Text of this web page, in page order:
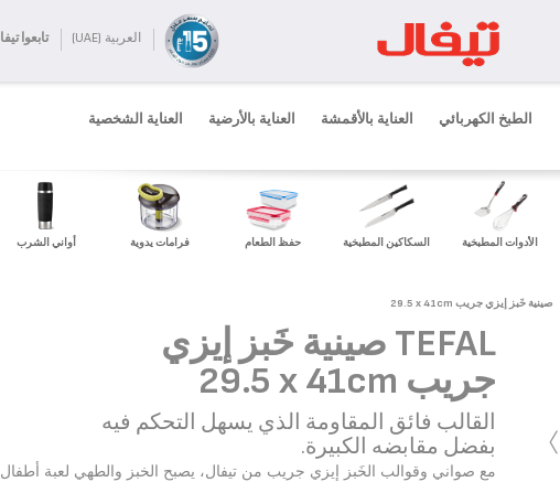
العربية (UAE) تابعوا
الطبخ الكهربائي العناية بالأقمشة العناية بالأرضية العناية الشخصية
الأدوات المطبخية السكاكين المطبخية حفظ الطعام فرامات يدوية أواني الشرب
صينية خَبز إيزي جريب ‎29.5 x 41cm
›
TEFAL صينية خَبز إيزي
جريب ‎29.5 x 41cm
القالب فائق المقاومة الذي يسهل التحكم فيه
بفضل مقابضه الكبيرة.
مع صواني وقوالب الخَبز إيزي جريب من تيفال، يصبح الخبز والطهي لعبة